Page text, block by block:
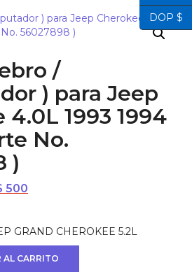
/
) para Jeep
4.0L 1993 1994
No.
)
500
es:
USD
$ 500.
GRAND CHEROKEE 5.2L
AL CARRITO
DOP $